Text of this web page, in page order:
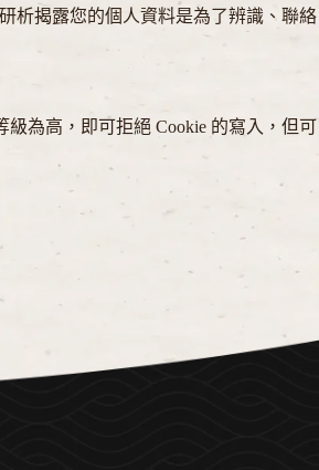
析揭露您的個人資料是為了辨識、聯絡
為高，即可拒絕 Cookie 的寫入，但可